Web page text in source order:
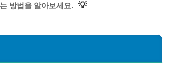
방법을 알아보세요. 💡